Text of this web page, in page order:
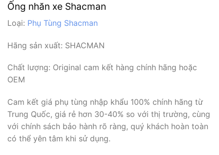
Ống nhăn xe Shacman
Loại: Phụ Tùng Shacman
Hãng sản xuất: SHACMAN
Chất lượng: Original cam kết hàng chính hãng hoặc
OEM
Cam kết giá phụ tùng nhập khẩu 100% chính hãng từ
Trung Quốc, giá rẻ hơn 30-40% so với thị trường, cùng
với chính sách bảo hành rõ ràng, quý khách hoàn toàn
có thể yên tâm khi sử dụng.